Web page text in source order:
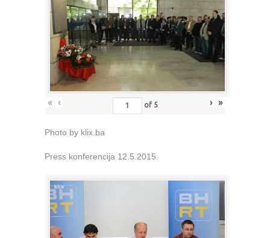
« ‹ of 5 › »
Photo by klix.ba
Press konferencija 12.5.2015.